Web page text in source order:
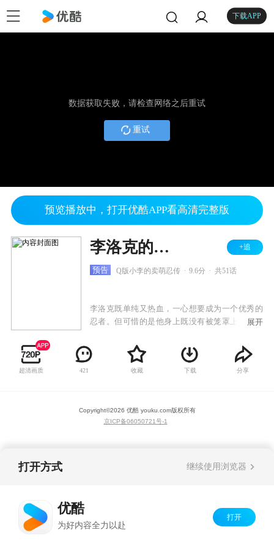
下载APP
数据获取失败，请检查网络之后重试
重试
预览播放中，打开优酷APP看高清完整版
李洛克的青春全力忍传 +追
预告 Q版小李的卖萌忍传 9.6分 共51话
李洛克既单纯又热血，一心想要成为一个优秀的
忍者。但可惜的是他身上既没有被笼罩上无敌的
幻术和忍术基本不会。但即使如此他也没有放弃
梦想，反而用比别人多上几十倍的努力，刻苦修
炼体术，经历一次次失败也不气馁，最终实现了
为“木叶美丽的苍蓝野兽”。
展开
超清画质 421 收藏 下载 分享
Copyright©2026 优酷 youku.com版权所有
京ICP备06050721号-1
打开方式 继续使用浏览器
优酷
为好内容全力以赴
打开